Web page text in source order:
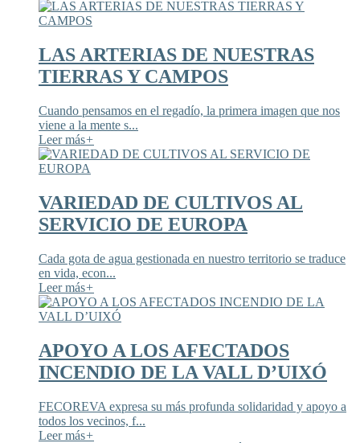
LAS ARTERIAS DE NUESTRAS
TIERRAS Y CAMPOS
Cuando pensamos en el regadío, la primera imagen que nos
viene a la mente s...
Leer más+
VARIEDAD DE CULTIVOS AL
SERVICIO DE EUROPA
Cada gota de agua gestionada en nuestro territorio se traduce
en vida, econ...
Leer más+
APOYO A LOS AFECTADOS
INCENDIO DE LA VALL D’UIXÓ
FECOREVA expresa su más profunda solidaridad y apoyo a
todos los vecinos, f...
Leer más+